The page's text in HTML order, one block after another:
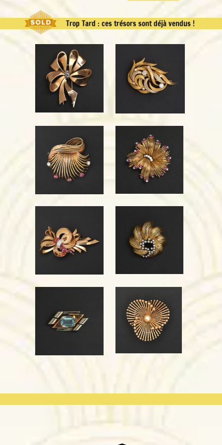
Trop Tard : ces trésors sont déjà vendus !